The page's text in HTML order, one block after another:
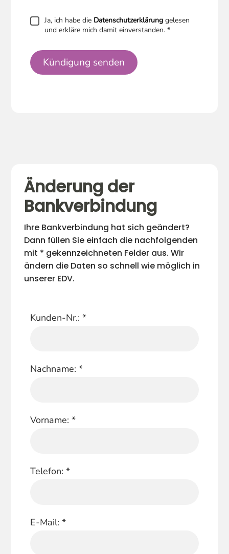
Ja, ich habe die Datenschutzerklärung gelesen
und erkläre mich damit einverstanden.*
Kündigung senden
Änderung der
Bankverbindung
Ihre Bankverbindung hat sich geändert?
Dann füllen Sie einfach die nachfolgenden
mit * gekennzeichneten Felder aus. Wir
ändern die Daten so schnell wie möglich in
unserer EDV.
Kunden-Nr.:*
Nachname:*
Vorname:*
Telefon:*
E-Mail:*